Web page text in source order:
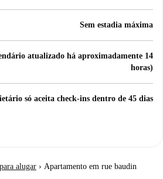
Sem estadia máxima
atualizado há aproximadamente 14
horas)
só aceita check-ins dentro de 45 dias
alugar › Apartamento em rue baudin